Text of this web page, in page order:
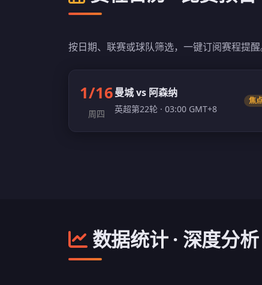
按日期、联赛或球队筛选，一键订阅赛程提醒
1/16
周四
曼城 vs 阿森纳
英超第22轮 · 03:00 GMT+8
焦
数据统计 · 深度分析